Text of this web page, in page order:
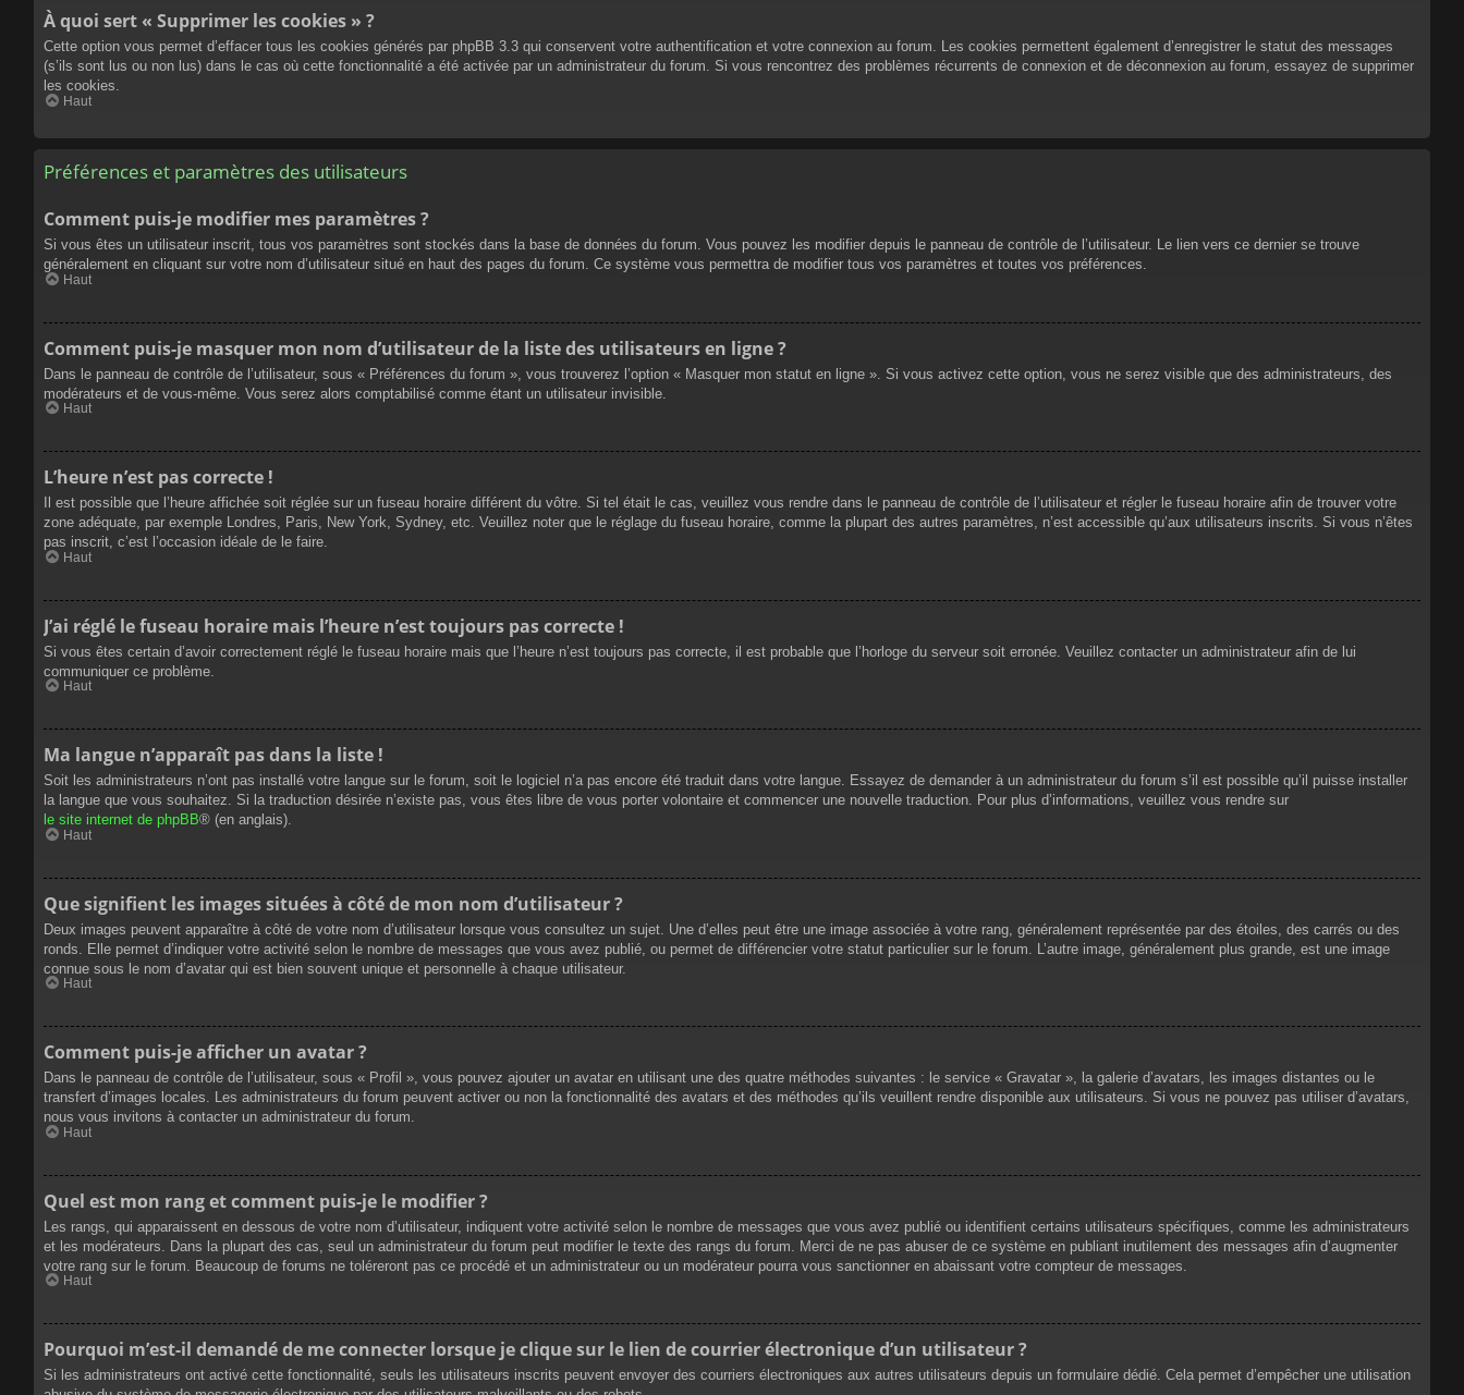
À quoi sert « Supprimer les cookies » ?
Cette option vous permet d’effacer tous les cookies générés par phpBB 3.3 qui conservent votre authentification et votre connexion au forum. Les cookies permettent également d’enregistrer le statut des messages
(s’ils sont lus ou non lus) dans le cas où cette fonctionnalité a été activée par un administrateur du forum. Si vous rencontrez des problèmes récurrents de connexion et de déconnexion au forum, essayez de supprimer
les cookies.
Haut
Préférences et paramètres des utilisateurs
Comment puis-je modifier mes paramètres ?
Si vous êtes un utilisateur inscrit, tous vos paramètres sont stockés dans la base de données du forum. Vous pouvez les modifier depuis le panneau de contrôle de l’utilisateur. Le lien vers ce dernier se trouve
généralement en cliquant sur votre nom d’utilisateur situé en haut des pages du forum. Ce système vous permettra de modifier tous vos paramètres et toutes vos préférences.
Haut
Comment puis-je masquer mon nom d’utilisateur de la liste des utilisateurs en ligne ?
Dans le panneau de contrôle de l’utilisateur, sous « Préférences du forum », vous trouverez l’option « Masquer mon statut en ligne ». Si vous activez cette option, vous ne serez visible que des administrateurs, des
modérateurs et de vous-même. Vous serez alors comptabilisé comme étant un utilisateur invisible.
Haut
L’heure n’est pas correcte !
Il est possible que l’heure affichée soit réglée sur un fuseau horaire différent du vôtre. Si tel était le cas, veuillez vous rendre dans le panneau de contrôle de l’utilisateur et régler le fuseau horaire afin de trouver votre
zone adéquate, par exemple Londres, Paris, New York, Sydney, etc. Veuillez noter que le réglage du fuseau horaire, comme la plupart des autres paramètres, n’est accessible qu’aux utilisateurs inscrits. Si vous n’êtes
pas inscrit, c’est l’occasion idéale de le faire.
Haut
J’ai réglé le fuseau horaire mais l’heure n’est toujours pas correcte !
Si vous êtes certain d’avoir correctement réglé le fuseau horaire mais que l’heure n’est toujours pas correcte, il est probable que l’horloge du serveur soit erronée. Veuillez contacter un administrateur afin de lui
communiquer ce problème.
Haut
Ma langue n’apparaît pas dans la liste !
Soit les administrateurs n’ont pas installé votre langue sur le forum, soit le logiciel n’a pas encore été traduit dans votre langue. Essayez de demander à un administrateur du forum s’il est possible qu’il puisse installer
la langue que vous souhaitez. Si la traduction désirée n’existe pas, vous êtes libre de vous porter volontaire et commencer une nouvelle traduction. Pour plus d’informations, veuillez vous rendre sur
le site internet de phpBB® (en anglais).
Haut
Que signifient les images situées à côté de mon nom d’utilisateur ?
Deux images peuvent apparaître à côté de votre nom d’utilisateur lorsque vous consultez un sujet. Une d’elles peut être une image associée à votre rang, généralement représentée par des étoiles, des carrés ou des
ronds. Elle permet d’indiquer votre activité selon le nombre de messages que vous avez publié, ou permet de différencier votre statut particulier sur le forum. L’autre image, généralement plus grande, est une image
connue sous le nom d’avatar qui est bien souvent unique et personnelle à chaque utilisateur.
Haut
Comment puis-je afficher un avatar ?
Dans le panneau de contrôle de l’utilisateur, sous « Profil », vous pouvez ajouter un avatar en utilisant une des quatre méthodes suivantes : le service « Gravatar », la galerie d’avatars, les images distantes ou le
transfert d’images locales. Les administrateurs du forum peuvent activer ou non la fonctionnalité des avatars et des méthodes qu’ils veuillent rendre disponible aux utilisateurs. Si vous ne pouvez pas utiliser d’avatars,
nous vous invitons à contacter un administrateur du forum.
Haut
Quel est mon rang et comment puis-je le modifier ?
Les rangs, qui apparaissent en dessous de votre nom d’utilisateur, indiquent votre activité selon le nombre de messages que vous avez publié ou identifient certains utilisateurs spécifiques, comme les administrateurs
et les modérateurs. Dans la plupart des cas, seul un administrateur du forum peut modifier le texte des rangs du forum. Merci de ne pas abuser de ce système en publiant inutilement des messages afin d’augmenter
votre rang sur le forum. Beaucoup de forums ne toléreront pas ce procédé et un administrateur ou un modérateur pourra vous sanctionner en abaissant votre compteur de messages.
Haut
Pourquoi m’est-il demandé de me connecter lorsque je clique sur le lien de courrier électronique d’un utilisateur ?
Si les administrateurs ont activé cette fonctionnalité, seuls les utilisateurs inscrits peuvent envoyer des courriers électroniques aux autres utilisateurs depuis un formulaire dédié. Cela permet d’empêcher une utilisation